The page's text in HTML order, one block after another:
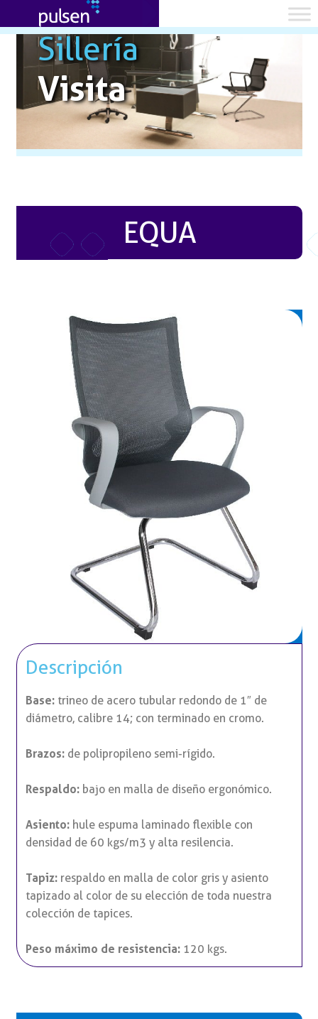
Sillería
Visita
EQUA
Descripción
Base:trineo de acero tubular redondo de 1″ de
diámetro, calibre 14; con terminado en cromo.
Brazos:de polipropileno semi-rígido.
Respaldo:bajo en malla de diseño ergonómico.
Asiento:hule espuma laminado flexible con
densidad de 60 kgs/m3 y alta resilencia.
Tapiz:respaldo en malla de color gris y asiento
tapizado al color de su elección de toda nuestra
colección de tapices.
Peso máximo de resistencia:120 kgs.